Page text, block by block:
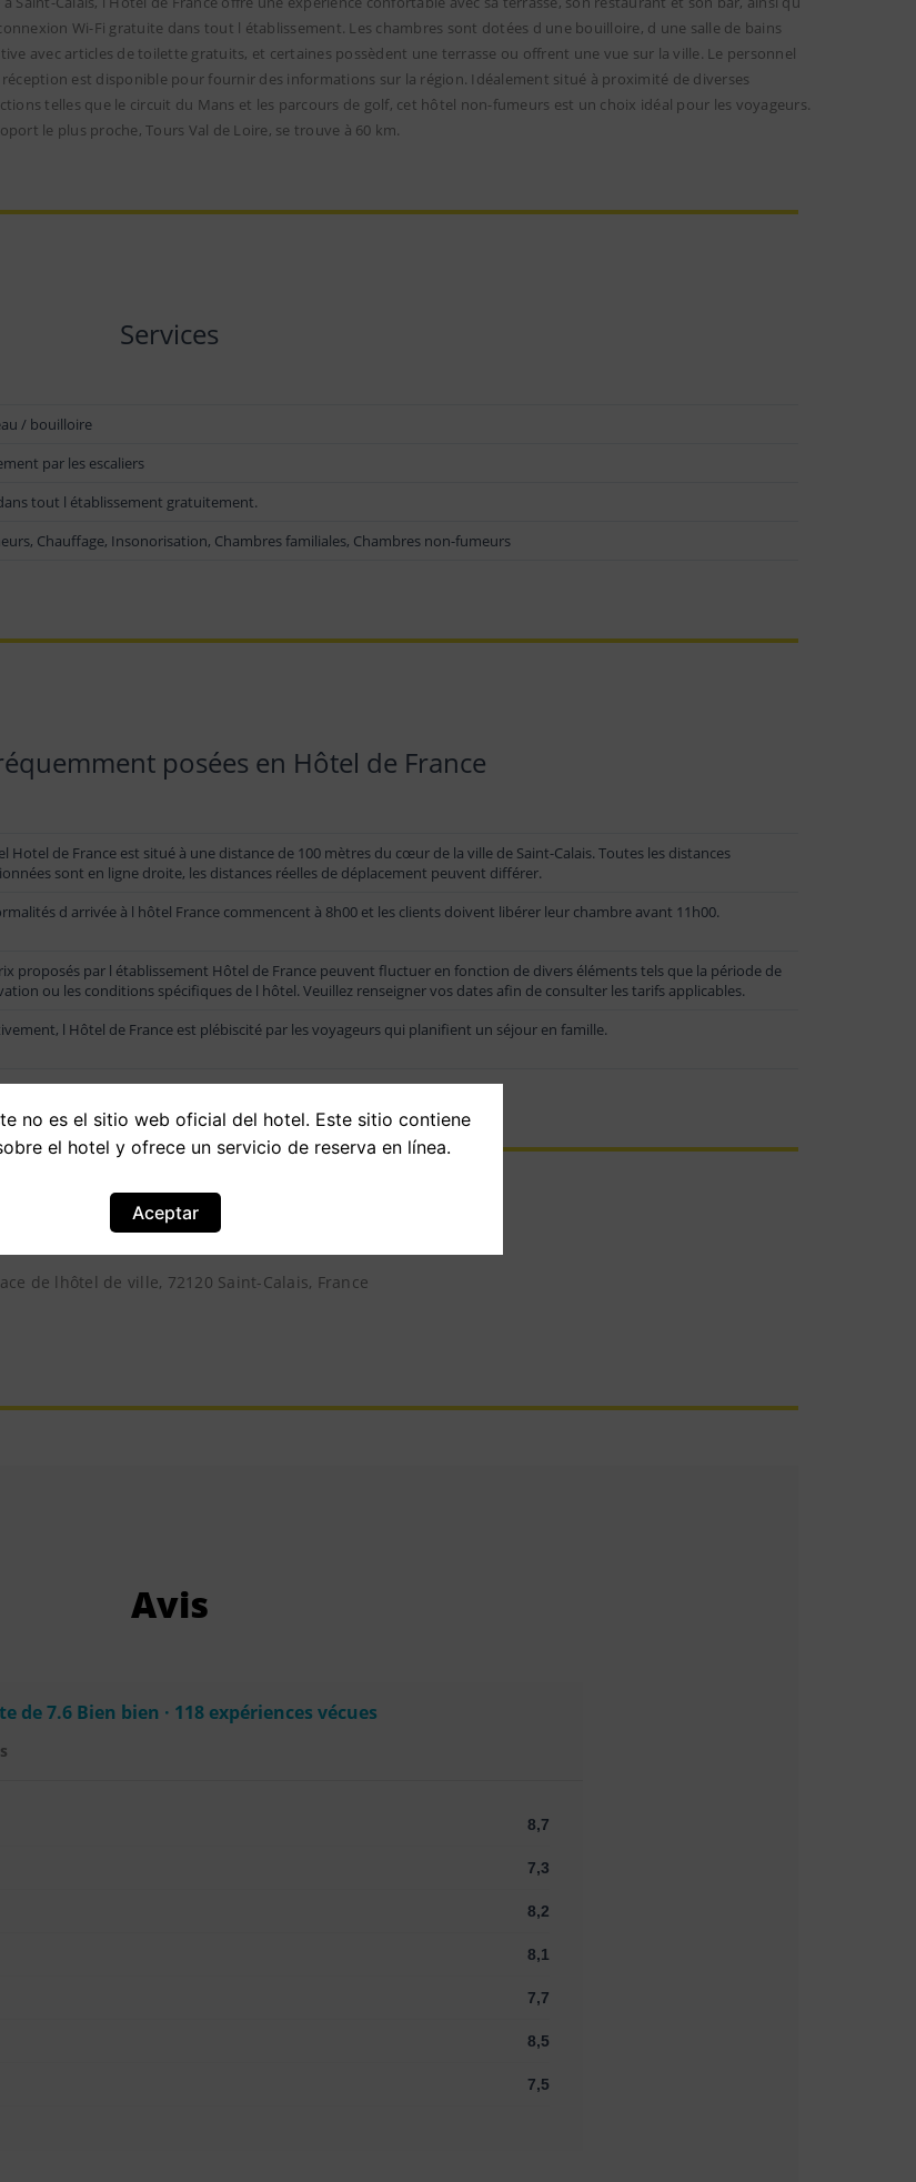
Wi-Fi gratuite dans tout l établissement. Les chambres sont dotées d une bouilloire, d une salle de bains
avec articles de toilette gratuits, et certaines possèdent une terrasse ou offrent une vue sur la ville. Le personnel
réception est disponible pour fournir des informations sur la région. Idéalement situé à proximité de diverses
telles que le circuit du Mans et les parcours de golf, cet hôtel non-fumeurs est un choix idéal pour les voyageurs.
le plus proche, Tours Val de Loire, se trouve à 60 km.
Services
/ bouilloire
par les escaliers
tout l établissement gratuitement.
Chauffage, Insonorisation, Chambres familiales, Chambres non-fumeurs
posées en Hôtel de France
Hotel de France est situé à une distance de 100 mètres du cœur de la ville de Saint-Calais. Toutes les distances
sont en ligne droite, les distances réelles de déplacement peuvent différer.
d arrivée à l hôtel France commencent à 8h00 et les clients doivent libérer leur chambre avant 11h00.
proposés par l établissement Hôtel de France peuvent fluctuer en fonction de divers éléments tels que la période de
ou les conditions spécifiques de l hôtel. Veuillez renseigner vos dates afin de consulter les tarifs applicables.
l Hôtel de France est plébiscité par les voyageurs qui planifient un séjour en famille.
Localisation
de lhôtel de ville, 72120 Saint-Calais, France
Avis
de 7.6 Bien bien · 118 expériences vécues
8,7
7,3
8,2
8,1
7,7
8,5
7,5
no es el sitio web oficial del hotel. Este sitio contiene
el hotel y ofrece un servicio de reserva en línea.
Aceptar